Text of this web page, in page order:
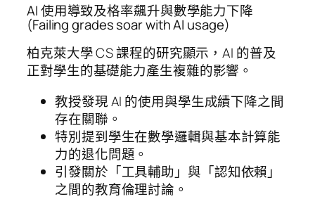
AI 使用導致及格率飆升與數學能力下降
(Failing grades soar with AI usage)
柏克萊大學 CS 課程的研究顯示，AI 的普及
正對學生的基礎能力產生複雜的影響。
教授發現 AI 的使用與學生成績下降之間
存在關聯。
特別提到學生在數學邏輯與基本計算能
力的退化問題。
引發關於「工具輔助」與「認知依賴」
之間的教育倫理討論。